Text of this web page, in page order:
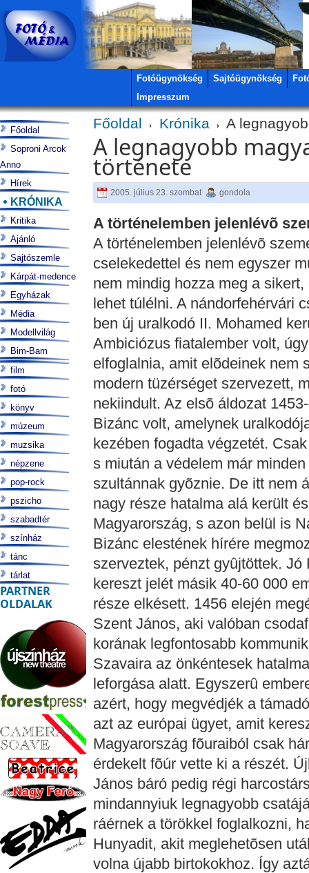
Fotóügynökség Sajtóügynökség
Impresszum
Főoldal Krónika A
A legnagyobb
története
2005. július 23. szombat gondola
A történelemben jelenlévõ
A történelemben jelenlévõ személyek csinálják a történelmet. Szóval, cselekedettel és nem egyszer mulasztással. Elhivatottság, helytállás nem mindig hozza meg a sikert, de ezek nélkül nem lehet gyõzni, nem lehet túlélni. A nándorfehérvári csata története erre tanít minket… 1450-ben új uralkodó II. Mohamed került az oszmán birodalom trónjára. Ambiciózus fiatalember volt, úgy gondolta, hogy neki kell mindazt elfoglalnia, amit elõdeinek nem sikerült. Olasz szakértõk segítségével modern tüzérséget szervezett, megerõsítette hadseregét, majd nekiindult. Az elsõ áldozat 1453-ban a már minden oldalról körülzárt Bizánc volt, amelynek uralkodója római elõdeihez méltóan karddal a kezében fogadta végzetét. Csak hosszú veszteség teljes ostrom után, s miután a védelem már minden lehetõségét kijátszotta, sikerült az ifjú szultánnak gyõznie. De itt nem állt meg. 1454 végére a Szerb Királyság nagy része hatalma alá került és nyílt titok volt, hogy a következõ cél Magyarország, s azon belül is Nándorfehérvár, az ország kapuja lesz. Bizánc elestének hírére megmozdult Európa: keresztes hadjáratot szerveztek, pénzt gyûjtöttek. Jó Fülöp burgundi uralkodó is felvette a kereszt jelét másik 40-60 000 emberrel együtt. Ám a segítség nagy része elkésett. 1456 elején megérkezett Magyarországra Kapisztrán Szent János, aki valóban csodafegyvernek bizonyult: kitûnõen értett korának legfontosabb kommunikációs mûfajához, a prédikációhoz. Szavaira az önkéntesek hatalmas serege állt fel rövid néhány hónap leforgása alatt. Egyszerû emberek, akik odahagytak mindent csak azért, hogy megvédjék a támadóktól közös otthonukat, meg a hitüket: azt az európai ügyet, amit kereszténységnek nevezünk. A projekt mellé Magyarország fõuraiból csak három, a birtokai révén a Délvidéken érdekelt fõúr vette ki a részét. Újlaki Miklós csapatokat küldött, Kórógyi János báró pedig régi harcostársával Hunyadi Jánossal készült mindannyiuk legnagyobb csatájára. A többiek úgy gondolták, hogy ráérnek a törökkel foglalkozni, ha az már eltakarította az útból Hunyadit, akit meglehetõsen utáltak, mert csak rajta keresztül juthattak volna újabb birtokokhoz. Így aztán, amikor 1456. május elején a szultán elindult, úgy nézett ki a dolog, hogy csak egy kötelezõ séta várja õt a végén egy kiadós, de nem túl veszélyes verekedéssel. Seregében 60-70 000 katona menetelt, s ez akkor úgy tûnt mindenre elég lesz. Nándorfehérvár magától értetõdõ cél volt. Ebben az idõben egy nagyobb hadsereg csak vízi úton tudott magának megbízhatóan utánpótlást szállítani, hiszen egy hajóra 50 szekér felszerelése is felfért. Nándor falai pedig elállták ezt az utat, tehát mindenképpen el kellett foglalni a továbbhaladáshoz. Azt is meg kell jegyezni, hogy az utána következõ valamire való erõdítmény már Buda lett volna. Így ha sikerrel járnak, az oszmánok nélkül semmi sem történhetett volna az Alföldön. A tét tehát nagy volt. Mohamed, aki eddigre már a „Hódító” becenévvel ruházta fel magát július 3-án érkezett a falak alá. Serege a Duna jobb partján, a Száva és a Duna által bezárt területen vette ostrom alá Nándorfehérvárt. A Baltoglu vezette oszmán flottilla biztosította a vízi utat: feladata elsõsorban abban állt, hogy megakadályozza az erõsítések bejutását. Miután megtette az általa szükségesnek ítélt elõkészületeket, másnap megkezdte a vár lövetését. Éjjel-nappal 27 nagy ostromágyú (alapvetõ szerepet játszottak Konstantinápoly elestében is), 7 nagy mozsár, több mint 100 kisebb ágyú, és mindenféle hadigép zúzta a lovagkor háborúira tervezett falakat. A krónikások krónikások szerint még Szegeden is hallani lehetett az oszmán tüzérség mûködését. A várban Hunyadi sógora, Szilágyi Mihály 5000 magyar, szerb és cseh katonával védett. A védõk napról napra szorultabb helyzetbe kerültek. Egymás után térdeltek le a hatalmas, „égigérõ tornyok,” s a terep egyre alkalmasabb lett egy általános rohamhoz. A nyári hõségben kitört a pestis, amely egyre jobban elharapózott. Mindezektõl a kilátásoktól a védõk – bár mindnyájan profik voltak (bár lehet, hogy épp azért) – egyre deprimáltabbak lettek. Hunyadi július 14-én érkezett meg 12 000 fõnyi jól felszerelt, a török elleni harcokban edzett magánhadseregével és a Kapisztrán Szent János által vezetett 25-30 000 keresztesbõl álló csapatával. Mire odaértek, a Dunát jóval a vár fölött 200 összeláncolt török hajó zárta le. A blokádot a parton biztosító alakulatok támogatták. Hunyadi 1 nagy, 40 kisebb hajóval és 100 dereglyével indult ellenük. A parton gyorsan szétzavarta a biztosító csapatokat. A Dunán
Főoldal
Soproni Arcok
Anno
Hírek
KRÓNIKA
Kritika
Ajánló
Sajtószemle
Kárpát-medence
Egyházak
Média
Modellvilág
Bim-Bam
film
fotó
könyv
múzeum
muzsika
népzene
pop-rock
pszicho
szabadtér
színház
tánc
tárlat
PARTNER
OLDALAK